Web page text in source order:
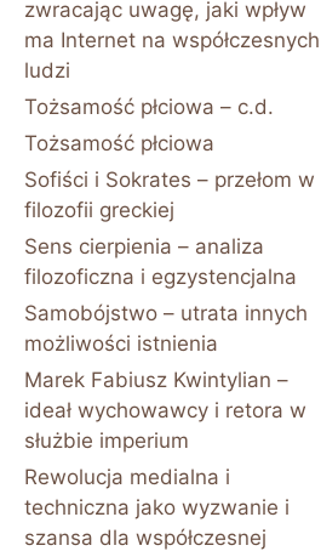
zwracając uwagę, jaki wpływ
ma Internet na współczesnych
ludzi
Tożsamość płciowa – c.d.
Tożsamość płciowa
Sofiści i Sokrates – przełom w
filozofii greckiej
Sens cierpienia – analiza
filozoficzna i egzystencjalna
Samobójstwo – utrata innych
możliwości istnienia
Marek Fabiusz Kwintylian –
ideał wychowawcy i retora w
służbie imperium
Rewolucja medialna i
techniczna jako wyzwanie i
szansa dla współczesnej